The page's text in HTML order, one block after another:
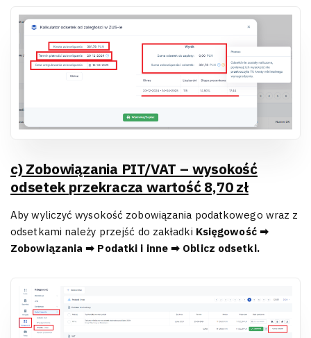
c) Zobowiązania PIT/VAT – wysokość
odsetek przekracza wartość 8,70 zł
Aby wyliczyć wysokość zobowiązania podatkowego wraz z
odsetkami należy przejść do zakładki Księgowość ➡
Zobowiązania ➡ Podatki i inne ➡ Oblicz odsetki.